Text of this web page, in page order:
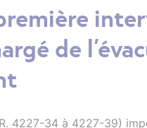
de
4227-34 à 4227-39)